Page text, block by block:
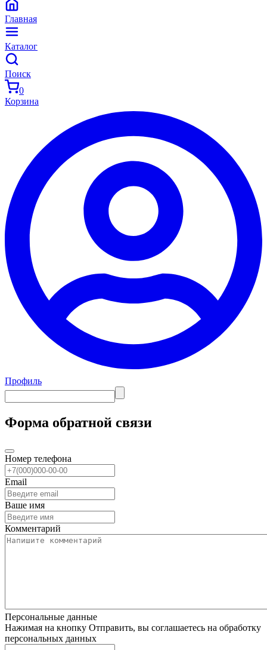
Главная
Каталог
Поиск
0
Корзина
Профиль
Форма обратной связи
Номер телефона
Email
Ваше имя
Комментарий
Персональные данные
Нажимая на кнопку Отправить, вы соглашаетесь на обработку
персональных данных